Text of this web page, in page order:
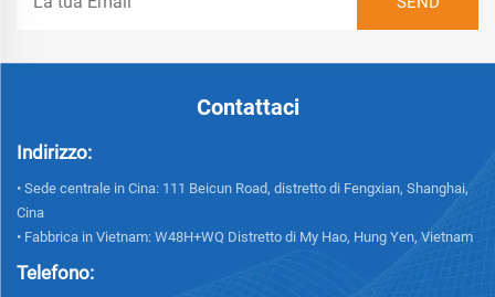
Contattaci
Indirizzo:
• Sede centrale in Cina: 111 Beicun Road, distretto di Fengxian, Shanghai,
Cina
• Fabbrica in Vietnam: W48H+WQ Distretto di My Hao, Hung Yen, Vietnam
Telefono: